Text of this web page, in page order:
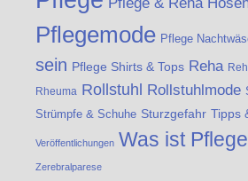
Pflege & Reha
Pflegemode Pflege
sein Pflege Shirts & Tops Reha
Rheuma Rollstuhl Rollstuhlmode
Strümpfe & Schuhe Sturzgefahr Tipps
Veröffentlichungen Was ist
Zerebralparese